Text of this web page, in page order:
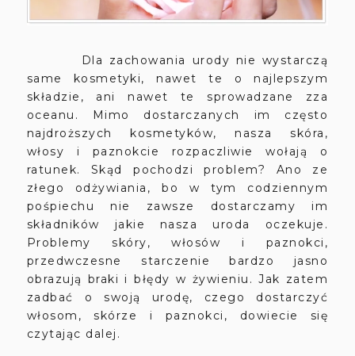
Dla zachowania urody nie wystarczą
same kosmetyki, nawet te o najlepszym
składzie, ani nawet te sprowadzane zza
oceanu. Mimo dostarczanych im często
najdroższych kosmetyków, nasza skóra,
włosy i paznokcie rozpaczliwie wołają o
ratunek. Skąd pochodzi problem? Ano ze
złego odżywiania, bo w tym codziennym
pośpiechu nie zawsze dostarczamy im
składników jakie nasza uroda oczekuje.
Problemy skóry, włosów i paznokci,
przedwczesne starczenie bardzo jasno
obrazują braki i błędy w żywieniu. Jak zatem
zadbać o swoją urodę, czego dostarczyć
włosom, skórze i paznokci, dowiecie się
czytając dalej.